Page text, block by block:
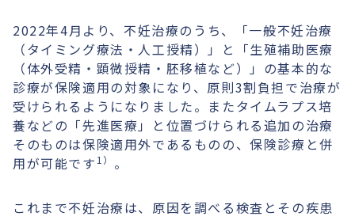
2022年4月より、不妊治療のうち、「一般不妊治療
（タイミング療法・人工授精）」と「生殖補助医療
（体外受精・顕微授精・胚移植など）」の基本的な
診療が保険適用の対象になり、原則3割負担で治療が
受けられるようになりました。またタイムラプス培
養などの「先進医療」と位置づけられる追加の治療
そのものは保険適用外であるものの、保険診療と併
用が可能です 1） 。
これまで不妊治療は、原因を調べる検査とその疾患